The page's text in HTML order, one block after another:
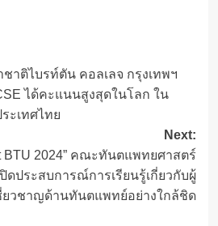
ชาติไบรท์ตัน คอลเลจ กรุงเทพฯ
ได้คะแนนสูงสุดในโลก ใน
ะเทศไทย
Next:
BTU 2024” คณะทันตแพทยศาสตร์
ดประสบการณ์การเรียนรู้เกี่ยวกับผู้
ยวชาญด้านทันตแพทย์อย่างใกล้ชิด